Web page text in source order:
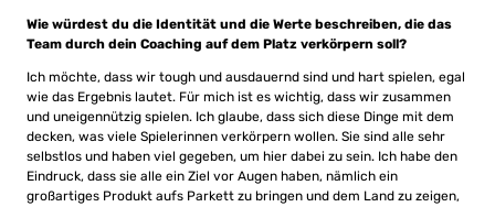
Wie würdest du die Identität und die Werte beschreiben, die das
Team durch dein Coaching auf dem Platz verkörpern soll?
Ich möchte, dass wir tough und ausdauernd sind und hart spielen, egal
wie das Ergebnis lautet. Für mich ist es wichtig, dass wir zusammen
und uneigennützig spielen. Ich glaube, dass sich diese Dinge mit dem
decken, was viele Spielerinnen verkörpern wollen. Sie sind alle sehr
selbstlos und haben viel gegeben, um hier dabei zu sein. Ich habe den
Eindruck, dass sie alle ein Ziel vor Augen haben, nämlich ein
großartiges Produkt aufs Parkett zu bringen und dem Land zu zeigen,